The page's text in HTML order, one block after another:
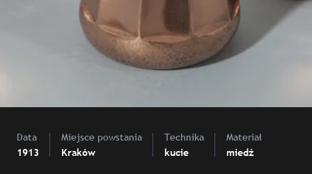
Data
1913
Miejsce powstania
Kraków
Technika
kucie
Materiał
miedź